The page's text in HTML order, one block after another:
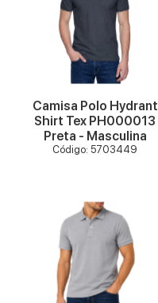
VER MAIS
Camisa Polo Hydrant
Shirt Tex PH000013
Preta - Masculina
Código: 5703449
VER MAIS